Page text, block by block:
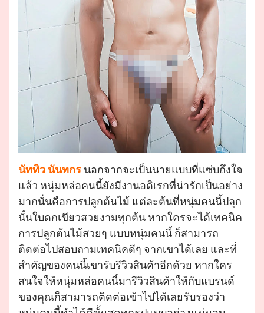
นัททิว นันทกร นอกจากจะเป็นนายแบบที่แซ่บถึงใจ
แล้ว หนุ่มหล่อคนนี้ยังมีงานอดิเรกที่น่ารักเป็นอย่าง
มากนั่นคือการปลูกต้นไม้ แต่ละต้นที่หนุ่มคนนี้ปลุก
นั้นใบดกเขียวสวยงามทุกต้น หากใครจะได้เทคนิค
การปลูกต้นไม้สวยๆ แบบหนุ่มคนนี้ ก็สามารถ
ติดต่อไปสอบถามเทคนิคดีๆ จากเขาได้เลย และที่
สำคัญของคนนี้เขารับรีวิวสินค้าอีกด้วย หากใคร
สนใจให้หนุ่มหล่อคนนี้มารีวิวสินค้าให้กับแบรนด์
ของคุณก็สามารถติดต่อเข้าไปได้เลยรับรองว่า